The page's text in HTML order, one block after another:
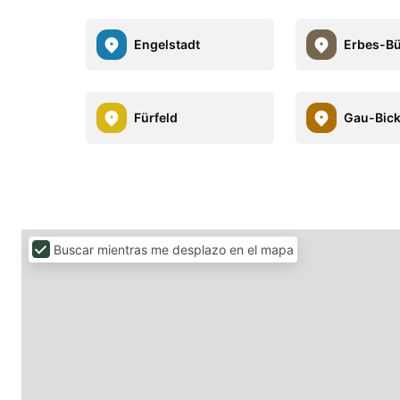
Engelstadt Erbes-
Fürfeld Gau-
Buscar mientras me desplazo en el mapa